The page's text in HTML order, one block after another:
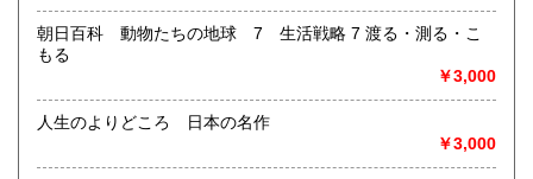
朝日百科 動物たちの地球 7 生活戦略 7 渡る・測る・こ
もる
￥3,000
人生のよりどころ 日本の名作
￥3,000